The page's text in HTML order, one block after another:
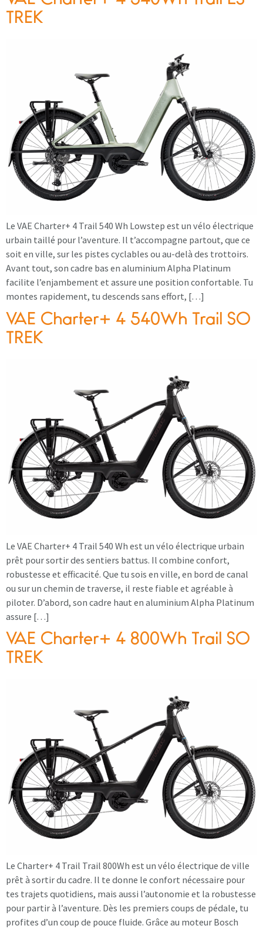
TREK
Le VAE Charter+ 4 Trail 540 Wh Lowstep est un vélo électrique
urbain taillé pour l’aventure. Il t’accompagne partout, que ce
soit en ville, sur les pistes cyclables ou au-delà des trottoirs.
Avant tout, son cadre bas en aluminium Alpha Platinum
facilite l’enjambement et assure une position confortable. Tu
montes rapidement, tu descends sans effort, […]
VAE Charter+ 4 540Wh Trail SO
TREK
Le VAE Charter+ 4 Trail 540 Wh est un vélo électrique urbain
prêt pour sortir des sentiers battus. Il combine confort,
robustesse et efficacité. Que tu sois en ville, en bord de canal
ou sur un chemin de traverse, il reste fiable et agréable à
piloter. D’abord, son cadre haut en aluminium Alpha Platinum
assure […]
VAE Charter+ 4 800Wh Trail SO
TREK
Le Charter+ 4 Trail Trail 800Wh est un vélo électrique de ville
prêt à sortir du cadre. Il te donne le confort nécessaire pour
tes trajets quotidiens, mais aussi l’autonomie et la robustesse
pour partir à l’aventure. Dès les premiers coups de pédale, tu
profites d’un coup de pouce fluide. Grâce au moteur Bosch